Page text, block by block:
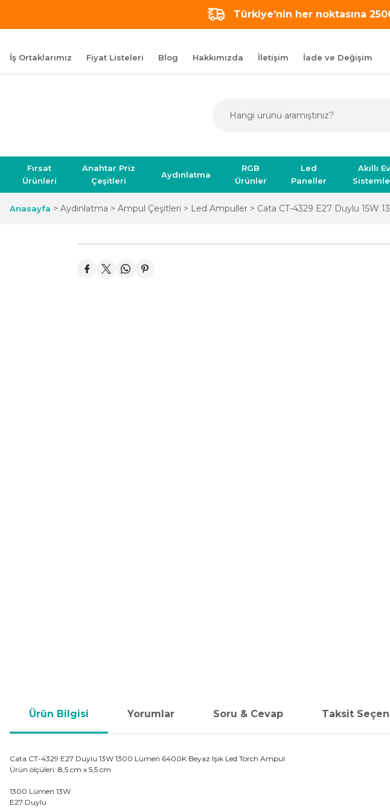
Türkiye’nin her noktasına
İş Ortaklarımız Fiyat Listeleri Blog Hakkımızda İletişim İade ve Değişim
Fırsat
Ürünleri
Anahtar Priz
Çeşitleri
Aydınlatma
RGB
Ürünler
Led
Paneller
Akıllı Ev
Anasayfa Aydınlatma Ampul Çeşitleri Led Ampuller Cata CT-4329 E27 Duylu 15W
Ürün Bilgisi Yorumlar Soru & Cevap Taksit
Cata CT-4329 E27 Duylu 13W 1300 Lümen 6400K Beyaz Işık Led Torch Ampul
Ürün ölçüleri: 8,5 cm x 5,5 cm
1300 Lümen 13W
E27 Duylu